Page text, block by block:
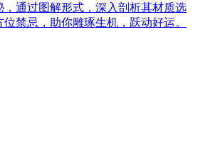
，通过图解形式，深入剖析其材质选
禁忌，助你雕琢生机，跃动好运。